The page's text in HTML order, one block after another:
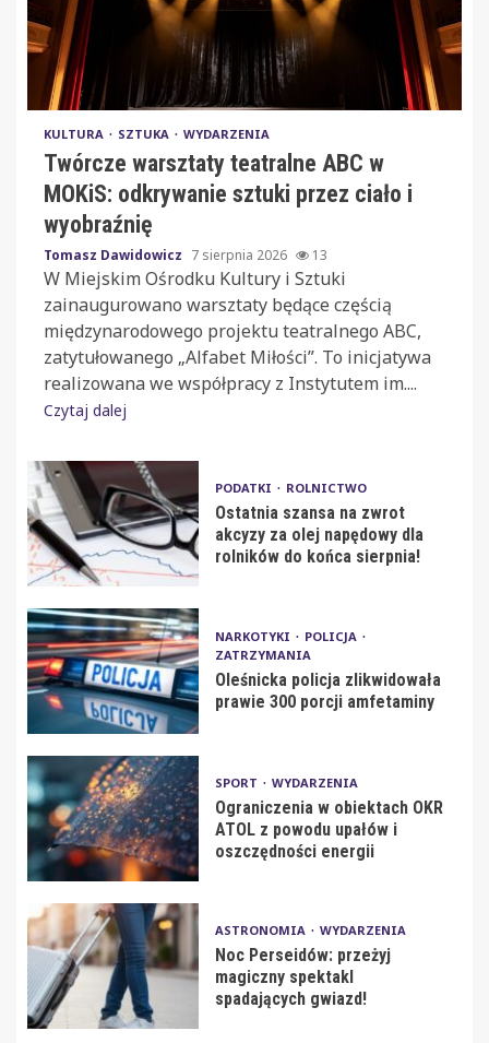
KULTURA SZTUKA WYDARZENIA
Twórcze warsztaty teatralne ABC w
MOKiS: odkrywanie sztuki przez ciało i
wyobraźnię
Tomasz Dawidowicz 7 sierpnia 2026 13
W Miejskim Ośrodku Kultury i Sztuki
zainaugurowano warsztaty będące częścią
międzynarodowego projektu teatralnego ABC,
zatytułowanego „Alfabet Miłości”. To inicjatywa
realizowana we współpracy z Instytutem im....
Czytaj dalej
PODATKI ROLNICTWO
Ostatnia szansa na zwrot
akcyzy za olej napędowy dla
rolników do końca sierpnia!
NARKOTYKI
POLICJA
ZATRZYMANIA
Oleśnicka policja zlikwidowała
prawie 300 porcji amfetaminy
SPORT WYDARZENIA
Ograniczenia w obiektach OKR
ATOL z powodu upałów i
oszczędności energii
ASTRONOMIA WYDARZENIA
Noc Perseidów: przeżyj
magiczny spektakl
spadających gwiazd!